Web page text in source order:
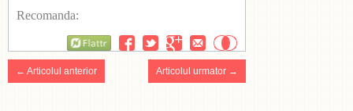
Recomanda:
← Articolul anterior Articolul urmator →